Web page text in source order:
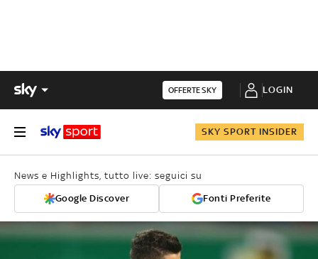
OFFERTE SKY LOGIN
SKY SPORT INSIDER
News e Highlights, tutto live: seguici su
Google Discover Fonti Preferite